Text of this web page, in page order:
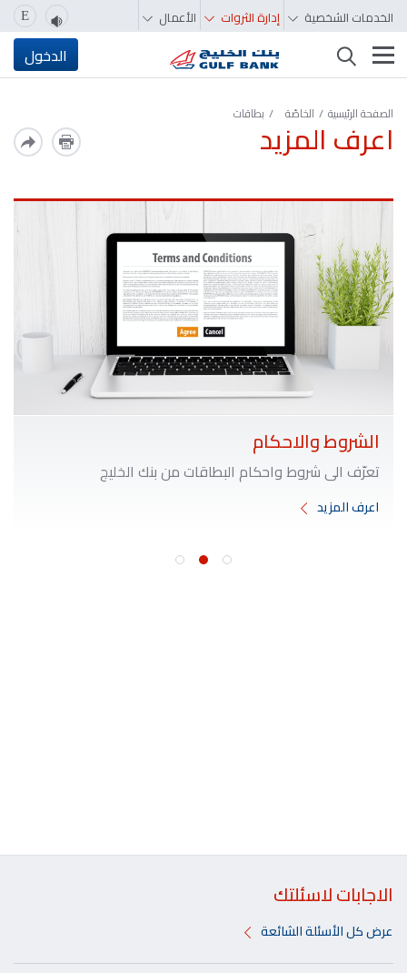
الخدمات الشخصية إدارة الثروات الأعمال E
تغيير التصفّح الدخول
الصفحة الرئيسية الخاصّة بطاقات
اعرف المزيد
الشروط والاحكام
تعرّف الى شروط واحكام البطاقات من بنك الخليج
اعرف المزيد
الاجابات لاسئلتك
عرض كل الأسئلة الشائعة